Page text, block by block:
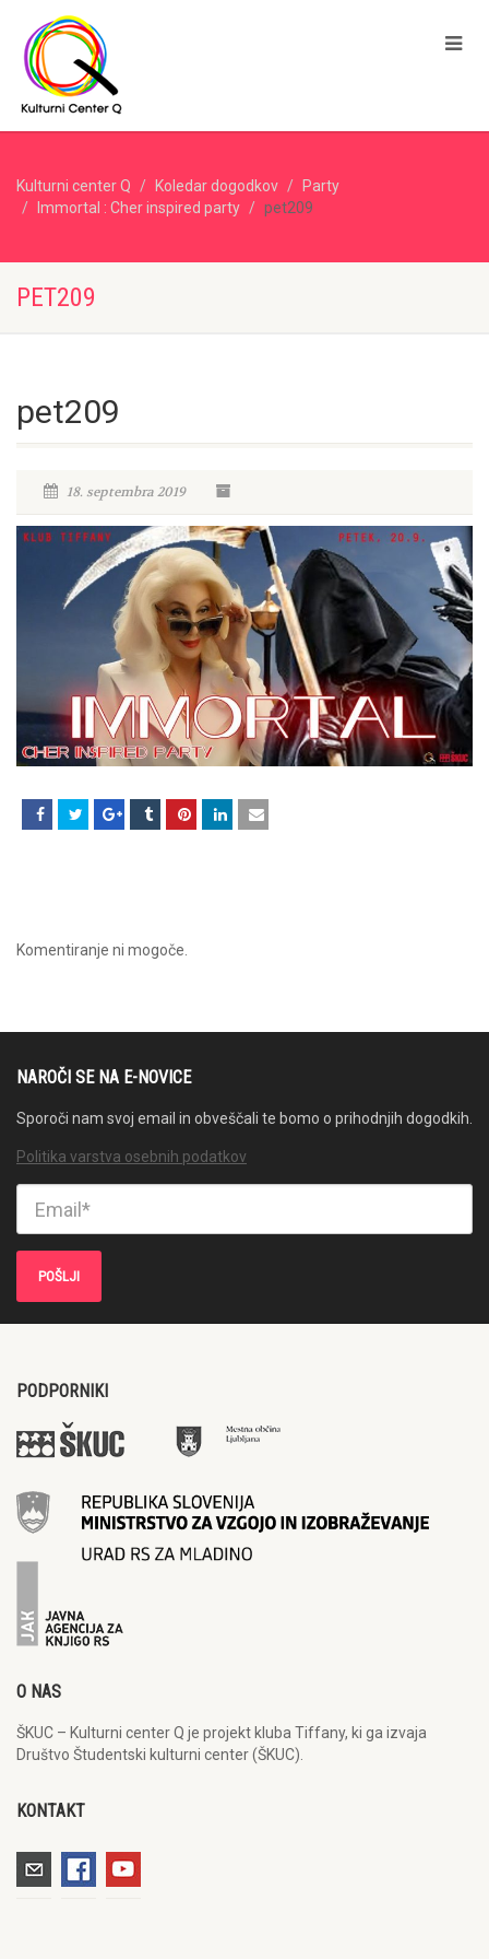
Kulturni center Q Koledar dogodkov
Party
Immortal : Cher inspired party
pet209
PET209
pet209
18. septembra 2019
Komentiranje ni mogoče.
NAROČI SE NA E-NOVICE
Sporoči nam svoj email in obveščali te bomo o prihodnjih dogodkih.
Politika varstva osebnih podatkov
PODPORNIKI
O NAS
ŠKUC – Kulturni center Q je projekt kluba Tiffany, ki ga izvaja
Društvo Študentski kulturni center (ŠKUC).
KONTAKT